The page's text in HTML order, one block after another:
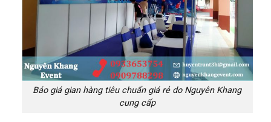
Báo giá gian hàng tiêu chuẩn giá rẻ do Nguyên Khang
cung cấp